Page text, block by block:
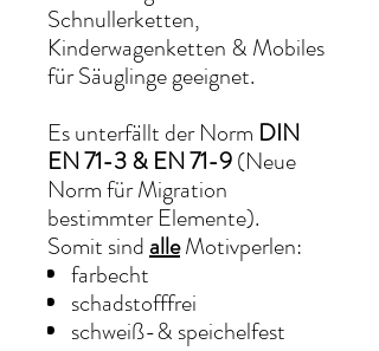
Schnullerketten,
Kinderwagenketten & Mobiles
für Säuglinge geeignet.
Es unterfällt der Norm DIN
EN 71-3 & EN 71-9(Neue
Norm für Migration
bestimmter Elemente).
Somit sindalleMotivperlen:
farbecht
schadstofffrei
schweiß-& speichelfest